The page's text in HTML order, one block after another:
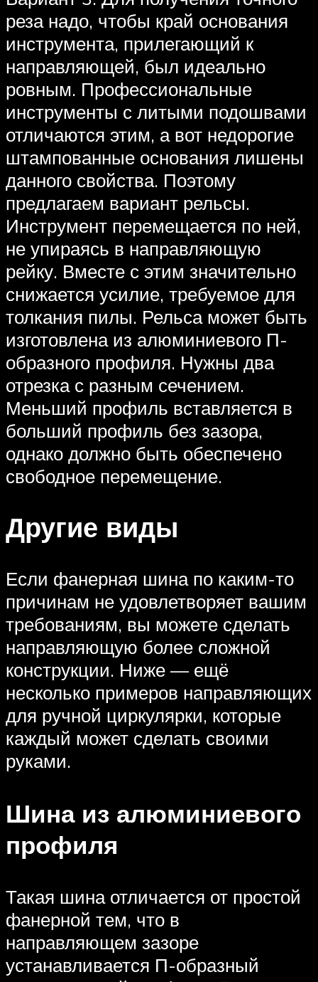
реза надо, чтобы край основания
инструмента, прилегающий к
направляющей, был идеально
ровным. Профессиональные
инструменты с литыми подошвами
отличаются этим, а вот недорогие
штампованные основания лишены
данного свойства. Поэтому
предлагаем вариант рельсы.
Инструмент перемещается по ней,
не упираясь в направляющую
рейку. Вместе с этим значительно
снижается усилие, требуемое для
толкания пилы. Рельса может быть
изготовлена из алюминиевого П-
образного профиля. Нужны два
отрезка с разным сечением.
Меньший профиль вставляется в
больший профиль без зазора,
однако должно быть обеспечено
свободное перемещение.
Другие виды
Если фанерная шина по каким-то
причинам не удовлетворяет вашим
требованиям, вы можете сделать
направляющую более сложной
конструкции. Ниже — ещё
несколько примеров направляющих
для ручной циркулярки, которые
каждый может сделать своими
руками.
Шина из алюминиевого
профиля
Такая шина отличается от простой
фанерной тем, что в
направляющем зазоре
устанавливается П-образный